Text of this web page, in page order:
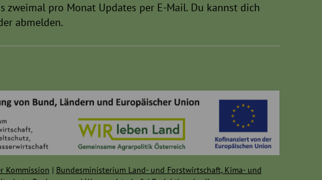
zweimal pro Monat Updates per E-Mail. Du kannst dich
abmelden.
Kommission | Bundesministerium Land- und Forstwirtschaft, Kima- und